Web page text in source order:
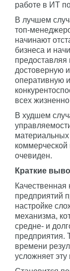
работе в ИТ
В лучшем
топ-
начинают
бизнеса и
предоставляя
достоверную
оперативную
всех
В худшем
очевиден.
Краткие
предприятий
настройке
механизма,
средне- и
предприятия.
времени
усложняет эту